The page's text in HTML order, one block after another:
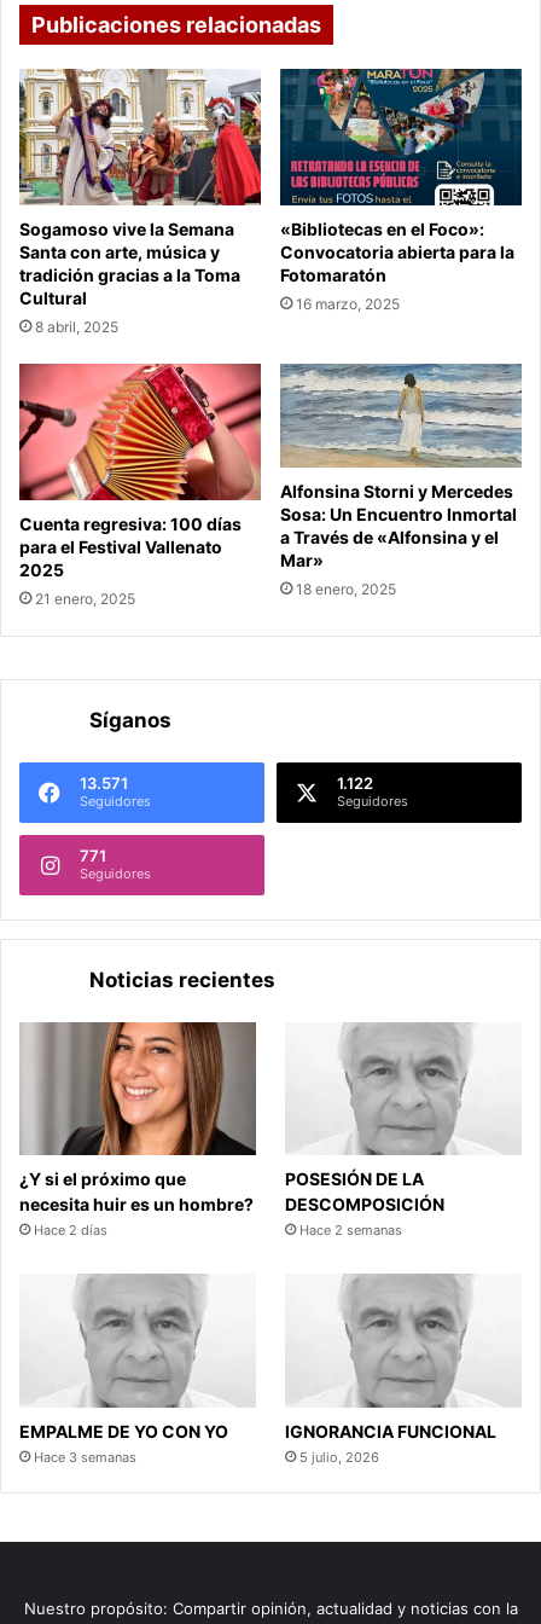
Publicaciones relacionadas
Sogamoso vive la Semana
Santa con arte, música y
tradición gracias a la Toma
Cultural
8 abril, 2025
«Bibliotecas en el Foco»:
Convocatoria abierta para la
Fotomaratón
16 marzo, 2025
Cuenta regresiva: 100 días
para el Festival Vallenato
2025
21 enero, 2025
Alfonsina Storni y Mercedes
Sosa: Un Encuentro Inmortal
a Través de «Alfonsina y el
Mar»
18 enero, 2025
Síganos
13.571
Seguidores
1.122
Seguidores
771
Seguidores
Noticias recientes
¿Y si el próximo que
necesita huir es un hombre?
Hace 2 días
POSESIÓN DE LA
DESCOMPOSICIÓN
Hace 2 semanas
EMPALME DE YO CON YO
Hace 3 semanas
IGNORANCIA FUNCIONAL
5 julio, 2026
Nuestro propósito: Compartir opinión, actualidad y noticias con la